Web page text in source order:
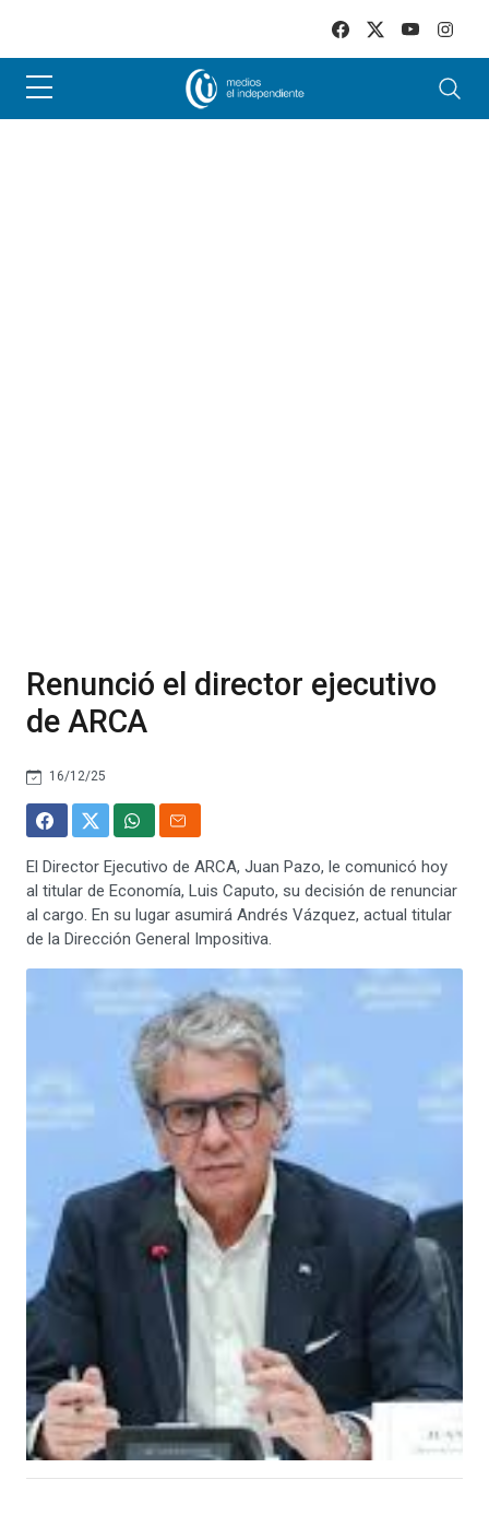
Renunció el director ejecutivo
de ARCA
16/12/25
El Director Ejecutivo de ARCA, Juan Pazo, le comunicó hoy
al titular de Economía, Luis Caputo, su decisión de renunciar
al cargo. En su lugar asumirá Andrés Vázquez, actual titular
de la Dirección General Impositiva.